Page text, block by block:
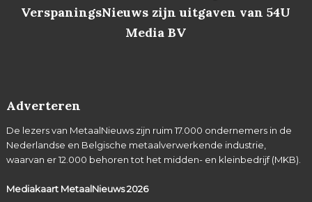
VerspaningsNieuws zijn uitgaven van 54U
Media BV
Adverteren
De lezers van MetaalNieuws zijn ruim 17.000 ondernemers in de
Nederlandse en Belgische metaalverwerkende industrie,
waarvan er 12.000 behoren tot het midden- en kleinbedrijf (MKB).
Mediakaart MetaalNieuws2026